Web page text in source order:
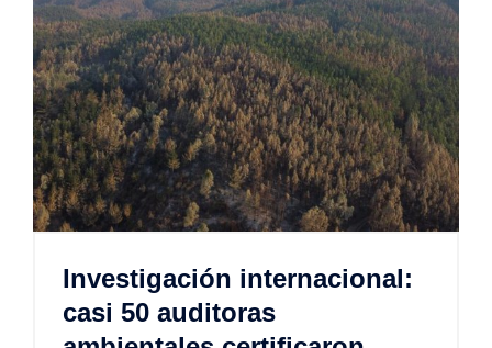
Investigación internacional:
casi 50 auditoras